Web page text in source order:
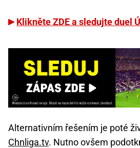
Klikněte ZDE a sledujte duel
Alternativním řešením je poté
Chnliga.tv. Nutno ovšem